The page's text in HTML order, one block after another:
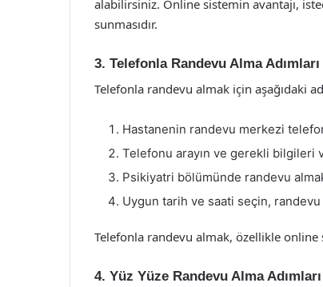
alabilirsiniz. Online sistemin avantajı,
sunmasıdır.
3. Telefonla Randevu Alma Adımları
Telefonla randevu almak için aşağıdaki
Hastanenin randevu merkezi
Telefonu arayın ve gerekli bilgileri
Psikiyatri bölümünde randevu
Uygun tarih ve saati seçin, randevu
Telefonla randevu almak, özellikle
4. Yüz Yüze Randevu Alma Adımları